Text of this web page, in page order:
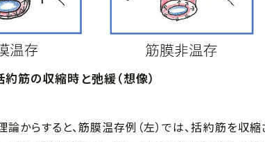
約筋の収縮時と弛緩（想像）
論からすると、筋膜温存例（左）では、括約筋を収